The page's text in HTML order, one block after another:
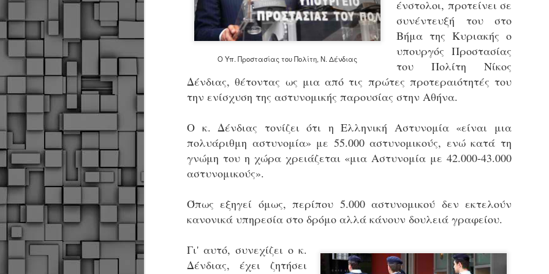
Ο Υπ. Προστασίας του Πολίτη, Ν. Δένδιας
ένστολοι, προτείνει σε
συνέντευξή του στο
Βήμα της Κυριακής ο
υπουργός Προστασίας
του Πολίτη Νίκος
Δένδιας, θέτοντας ως μια από τις πρώτες προτεραιότητές του
την ενίσχυση της αστυνομικής παρουσίας στην Αθήνα.
Ο κ. Δένδιας τονίζει ότι η Ελληνική Αστυνομία «είναι μια
πολυάριθμη αστυνομία» με 55.000 αστυνομικούς, ενώ κατά τη
γνώμη του η χώρα χρειάζεται «μια Αστυνομία με 42.000-43.000
αστυνομικούς».
Όπως εξηγεί όμως, περίπου 5.000 αστυνομικού δεν εκτελούν
κανονικά υπηρεσία στο δρόμο αλλά κάνουν δουλειά γραφείου.
Γι' αυτό, συνεχίζει ο κ.
Δένδιας, έχει ζητήσει
εκπαιδευμένους
ήδη ολοκληρώσει την
είναι έτοιμοι να
Στο πλαίσιο της
ολοκαίνουργια
τις περιπολίες και τις
στελεχών της υπηρεσίας.
JUN
Δήμος Κοζάνης :
Αναμνηστικά
Απολογισμός των
ελέγχων σε ιδιοκτήτες
Δημοτική Αστυνομία
Θεσσαλονίκης: Ένταση